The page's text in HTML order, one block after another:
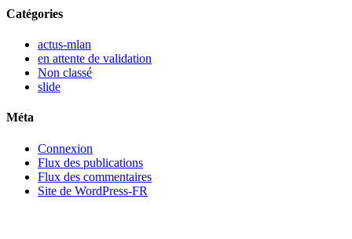
Catégories
actus-mlan
en attente de validation
Non classé
slide
Méta
Connexion
Flux des publications
Flux des commentaires
Site de WordPress-FR